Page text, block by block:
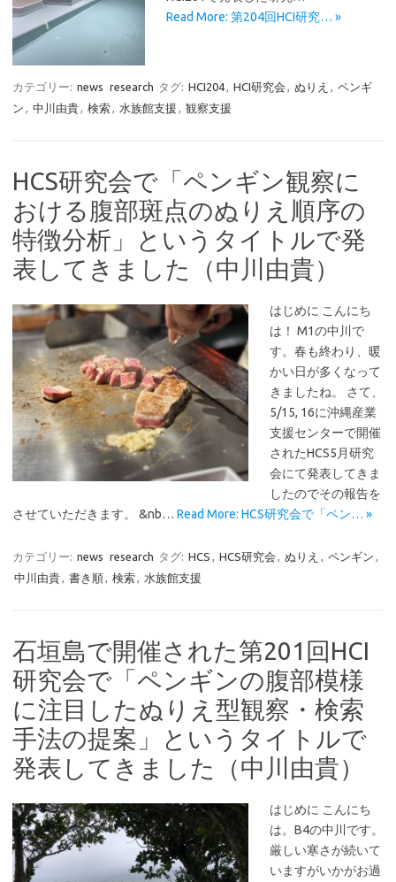
Read More: 第204回HCI研究… »
カテゴリー: news research タグ: HCI204, HCI研究会 , ぬりえ , ペンギ
ン , 中川由貴, 検索, 水族館支援 , 観察支援
HCS研究会で「ペンギン観察に
おける腹部斑点のぬりえ順序の
特徴分析」というタイトルで発
表してきました（中川由貴）
はじめに こんにち
は！ M1の中川で
す。春も終わり、暖
かい日が多くなって
きましたね。 さて、
5/15, 16に沖縄産業
支援センターで開催
されたHCS5月研究
会にて発表してきま
したのでその報告を
させていただきます。 &nb… Read More: HCS研究会で「ペン… »
カテゴリー: news research タグ: HCS , HCS研究会 , ぬりえ , ペンギン ,
中川由貴, 書き順, 検索, 水族館支援
石垣島で開催された第201回HCI
研究会で「ペンギンの腹部模様
に注目したぬりえ型観察・検索
手法の提案」というタイトルで
発表してきました（中川由貴）
はじめに こんにち
は。B4の中川です。
厳しい寒さが続いて
いますがいかがお過